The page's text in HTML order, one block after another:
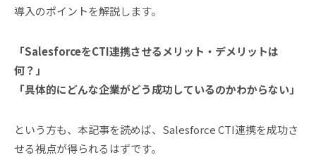
導入のポイントを解説します。
「SalesforceをCTI連携させるメリット・デメリットは
何？」
「具体的にどんな企業がどう成功しているのかわからない」
という方も、本記事を読めば、Salesforce CTI連携を成功さ
せる視点が得られるはずです。